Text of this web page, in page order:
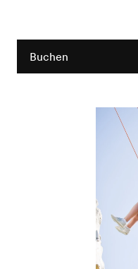
Buchen